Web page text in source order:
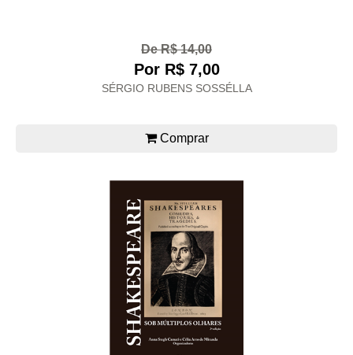
De R$ 14,00
Por R$ 7,00
SÉRGIO RUBENS SOSSÉLLA
Comprar